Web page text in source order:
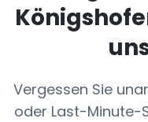
Vergessen Sie
oder Last-Minute-